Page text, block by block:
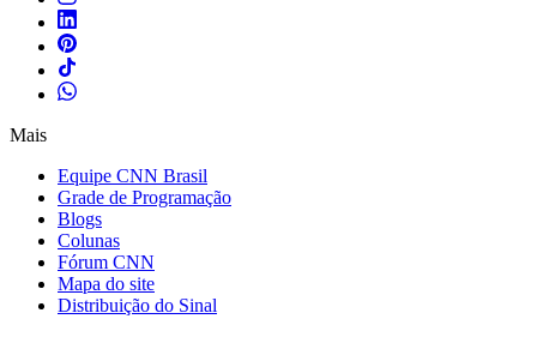
Mais
Equipe CNN Brasil
Grade de Programação
Blogs
Colunas
Fórum CNN
Mapa do site
Distribuição do Sinal